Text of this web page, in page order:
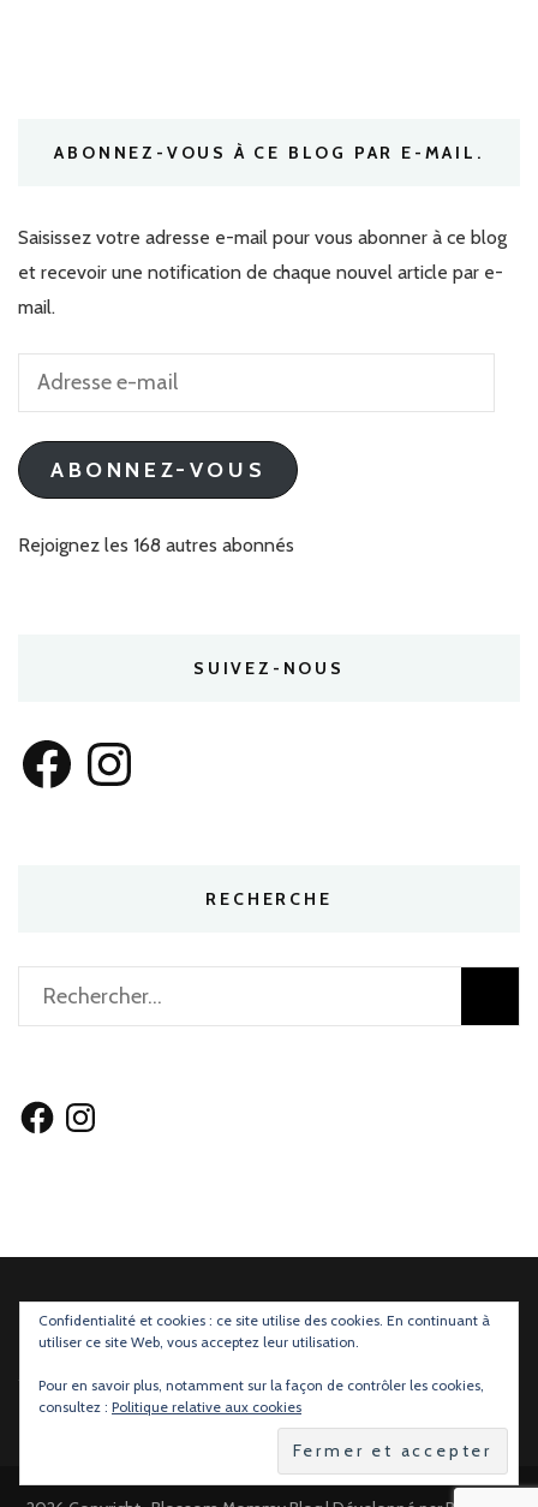
ABONNEZ-VOUS À CE BLOG PAR E-MAIL.
Saisissez votre adresse e-mail pour vous abonner à ce blog
et recevoir une notification de chaque nouvel article par e-
mail.
Adresse
mail
ABONNEZ-VOUS
Rejoignez les 168 autres abonnés
SUIVEZ-NOUS
FacebookInstagram
RECHERCHE
Rechercher :
Confidentialité et cookies : ce site utilise des cookies. En continuant à
utiliser ce site Web, vous acceptez leur utilisation.
Pour en savoir plus, notamment sur la façon de contrôler les cookies,
consultez : Politique relative aux cookies
FacebookInstagram